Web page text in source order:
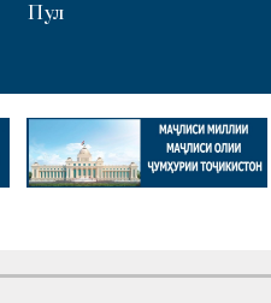
Пул